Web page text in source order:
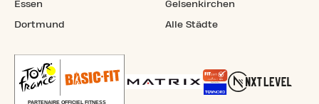
Essen
Dortmund
Gelsenkirchen
Alle Städte